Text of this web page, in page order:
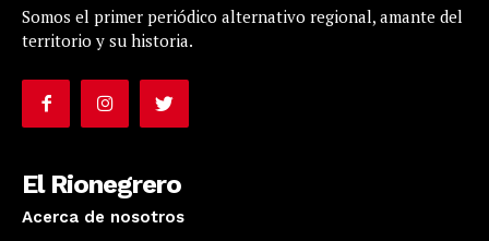
Somos el primer periódico alternativo regional, amante del
territorio y su historia.
El Rionegrero
Acerca de nosotros